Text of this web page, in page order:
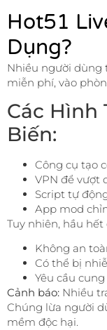
Hot51
Dụng?
Nhiều người dùng
miễn phí, vào
Các Hình
Biến:
Công cụ tạo
VPN để vượt
Script tự
App mod
Tuy nhiên, hầu hết
Không an
Có thể bị
Yêu cầu
Cảnh báo: Nhiều
Chúng lừa người
mềm độc hại.